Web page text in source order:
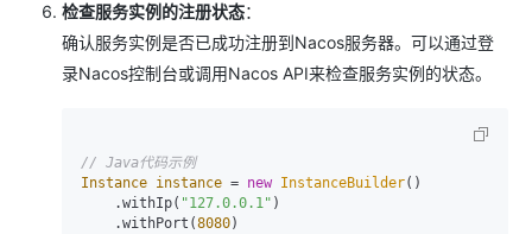
检查服务实例的注册状态：
确认服务实例是否已成功注册到Nacos服务器。可以通过登
录Nacos控制台或调用Nacos API来检查服务实例的状态。
// Java代码示例
Instance instance = new InstanceBuilder()
    .withIp(
"127.0.0.1" )
    .withPort(
8080)